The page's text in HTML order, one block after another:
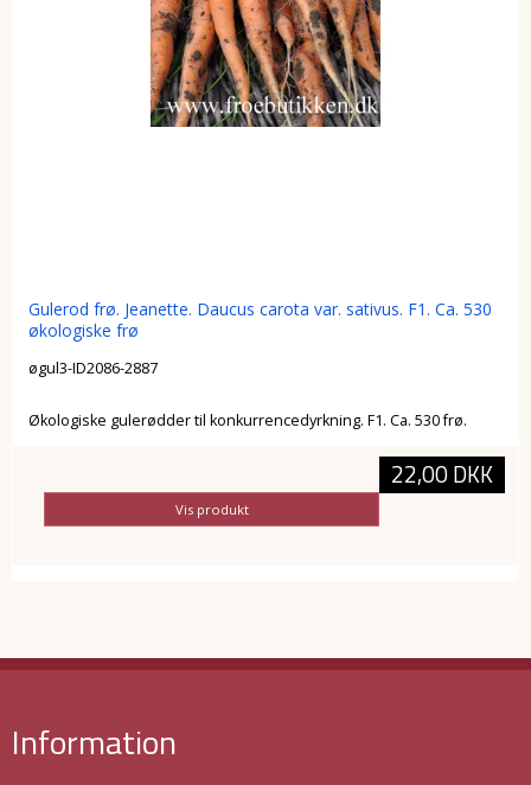
Gulerod frø. Jeanette. Daucus carota var. sativus. F1. Ca. 530
økologiske frø
øgul3-ID2086-2887
Økologiske gulerødder til konkurrencedyrkning. F1. Ca. 530 frø.
22,00 DKK
Vis produkt
Information